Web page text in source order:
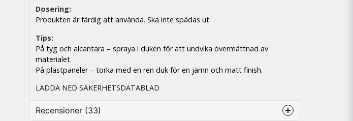
Dosering:
Produkten är färdig att använda. Ska inte spädas ut.
Tips:
På tyg och alcantara – spraya i duken för att undvika övermättnad av
materialet.
På plastpaneler – torka med en ren duk för en jämn och matt finish.
LADDA NED SÄKERHETSDATABLAD
Recensioner (33)